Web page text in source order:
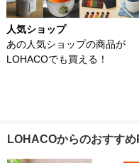
人気ショップ
あの人気ショップの商品が
LOHACOでも買える！
LOHACOからのおすす